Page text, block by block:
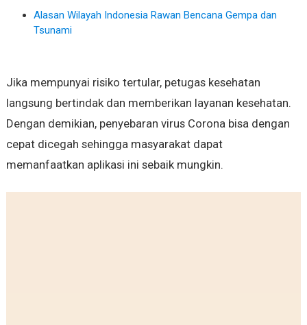
Alasan Wilayah Indonesia Rawan Bencana Gempa dan
Tsunami
Jika mempunyai risiko tertular, petugas kesehatan
langsung bertindak dan memberikan layanan kesehatan.
Dengan demikian, penyebaran virus Corona bisa dengan
cepat dicegah sehingga masyarakat dapat
memanfaatkan aplikasi ini sebaik mungkin.